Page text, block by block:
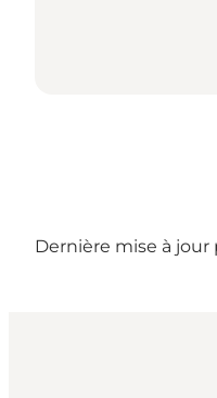
Dernière mise à jour